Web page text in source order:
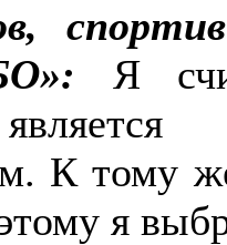
Я
К тому
я